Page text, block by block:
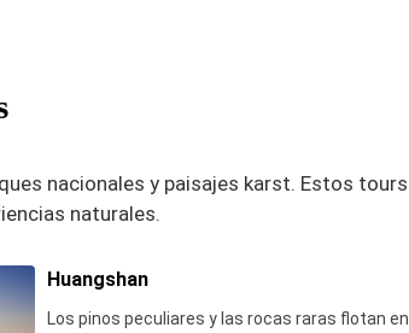
nacionales y paisajes karst. Estos tours
naturales.
Huangshan
Los pinos peculiares y las rocas raras flotan en